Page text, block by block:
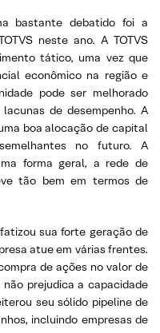
bastante debatido foi a
neste ano. A TOTVS
tático, uma vez que
econômico na região e
pode ser melhorado
de desempenho. A
boa alocação de capital
no futuro. A
forma geral, a rede de
tão bem em termos de
sua forte geração de
atue em várias frentes.
de ações no valor de
prejudica a capacidade
seu sólido pipeline de
incluindo empresas de